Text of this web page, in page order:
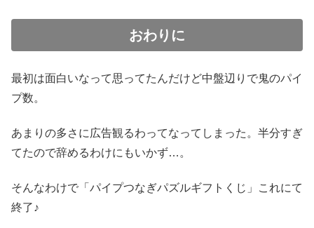
おわりに
最初は面白いなって思ってたんだけど中盤辺りで鬼のパイ
プ数。
あまりの多さに広告観るわってなってしまった。半分すぎ
てたので辞めるわけにもいかず…。
そんなわけで「パイプつなぎパズルギフトくじ」これにて
終了♪